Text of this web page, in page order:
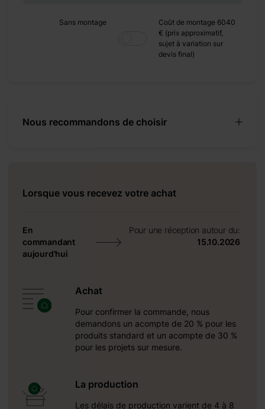
Sans montage
Coût de montage 6040
€ (prix approximatif,
sujet à variation sur
devis final)
Nous recommandons de choisir
Lorsque vous recevez votre achat
En
commandant
aujourd'hui
Pour une réception autour du:
15.10.2026
Achat
Pour confirmer la commande, nous
demandons un acompte de 20 % pour les
produits standard et un acompte de 30 %
pour les projets sur mesure.
La production
Les délais de production varient de 4 à 8
à l’intérieur, vous